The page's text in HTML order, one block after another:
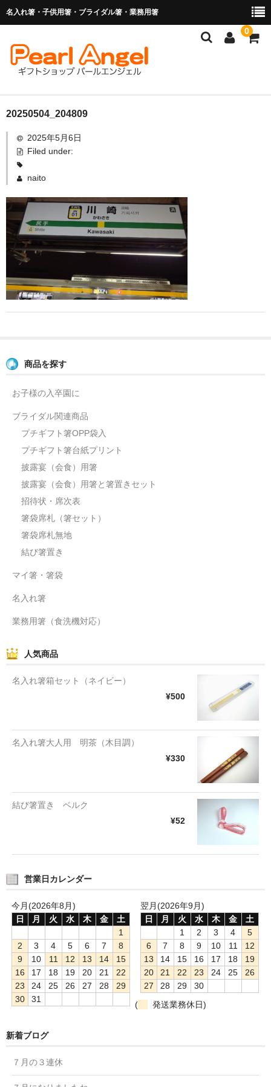
名入れ箸・子供用箸・ブライダル箸・業務用箸
0
商品を探す
お子様の入卒園に
業務用箸（食洗機対応）
マイ箸・箸袋
ご利用ガイド
よくあるご質問
20250504_204809
2025年5月6日
Filed under:
naito
商品を探す
お子様の入卒園に
ブライダル関連商品
プチギフト箸OPP袋入
プチギフト箸台紙プリント
披露宴（会食）用箸
披露宴（会食）用箸と箸置きセット
招待状・席次表
箸袋席札（箸セット）
箸袋席札無地
結び箸置き
マイ箸・箸袋
名入れ箸
業務用箸（食洗機対応）
人気商品
名入れ箸箱セット（ネイビー）
¥500
名入れ箸大人用 明茶（木目調）
¥330
結び箸置き ベルク
¥52
営業日カレンダー
今月(2026年8月)
日
月 火 水 木 金
土
1
2
3 4 5 6 7
8
9
10 11 12 13 14
15
16
17 18 19 20 21
22
23
24 25 26 27 28
29
30
31
翌月(2026年9月)
日
月 火 水 木 金
土
1
2 3 4
5
6
7 8 9 10 11
12
13
14 15 16 17 18
19
20
21 22 23 24 25
26
27
28 29
30
(
発送業務休日)
新着ブログ
７月の３連休